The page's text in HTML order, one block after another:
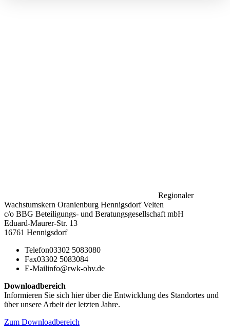
Regionaler
Wachstumskern Oranienburg Hennigsdorf Velten
c/o BBG Beteiligungs- und Beratungsgesellschaft mbH
Eduard-Maurer-Str. 13
16761 Hennigsdorf
Telefon03302 5083080
Fax03302 5083084
E-Mailinfo@rwk-ohv.de
Downloadbereich
Informieren Sie sich hier über die Entwicklung des Standortes und
über unsere Arbeit der letzten Jahre.
Zum Downloadbereich